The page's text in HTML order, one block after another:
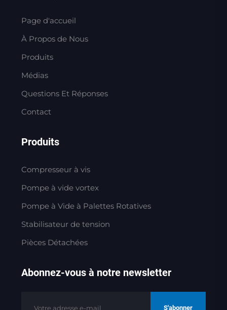
Page d'accueil
À Propos de Nous
Produits
Médias
Questions Et Réponses
Contact
Produits
Compresseur à vis
Pompe à vide vortex
Pompe à Vide à Palettes Rotatives
Stabilisateur de tension
Pièces Détachées
Abonnez-vous à notre newsletter
S'abonner